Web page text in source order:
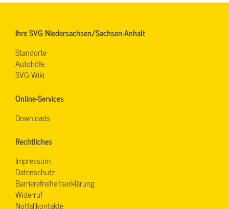
Ihre SVG Niedersachsen/Sachsen-Anhalt
Standorte
Autohöfe
SVG-Wiki
Online-Services
Downloads
Rechtliches
Impressum
Datenschutz
Barrierefreiheitserklärung
Widerruf
Notfallkontakte